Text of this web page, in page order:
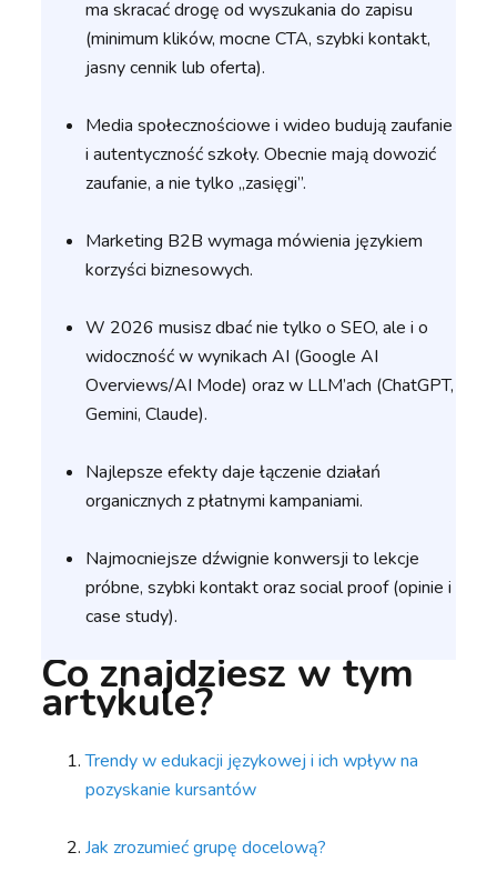
ma skracać drogę od wyszukania do zapisu
(minimum klików, mocne CTA, szybki kontakt,
jasny cennik lub oferta).
Media społecznościowe i wideo budują zaufanie
i autentyczność szkoły. Obecnie mają dowozić
zaufanie, a nie tylko „zasięgi”.
Marketing B2B wymaga mówienia językiem
korzyści biznesowych.
W 2026 musisz dbać nie tylko o SEO, ale i o
widoczność w wynikach AI (Google AI
Overviews/AI Mode) oraz w LLM’ach (ChatGPT,
Gemini, Claude).
Najlepsze efekty daje łączenie działań
organicznych z płatnymi kampaniami.
Najmocniejsze dźwignie konwersji to lekcje
próbne, szybki kontakt oraz social proof (opinie i
case study).
Co znajdziesz w tym
artykule?
Trendy w edukacji językowej i ich wpływ na
pozyskanie kursantów
Jak zrozumieć grupę docelową?